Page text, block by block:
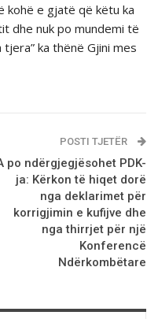
kohë e gjatë që këtu ka
dhe nuk po mundemi të
ka thënë Gjini mes
POSTI TJETËR
po ndërgjegjësohet PDK-
ja: Kërkon të hiqet dorë
nga deklarimet për
korrigjimin e kufijve dhe
nga thirrjet për një
Konferencë
Ndërkombëtare